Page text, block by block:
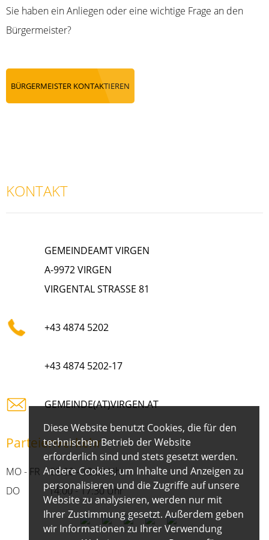
Sie haben ein Anliegen oder eine wichtige Frage an den
Bürgermeister?
BÜRGERMEISTER KONTAKTIEREN
KONTAKT
GEMEINDEAMT VIRGEN
A-9972 VIRGEN
VIRGENTAL STRASSE 81
+43 4874 5202
+43 4874 5202-17
GEMEINDE(AT)VIRGEN.AT
Parteienverkehr
MO - FR 08:00 - 12:00 Uhr
DO 14:00 - 17:30 Uhr
Diese Website benutzt Cookies, die für den
technischen Betrieb der Website
erforderlich sind und stets gesetzt werden.
Andere Cookies, um Inhalte und Anzeigen zu
personalisieren und die Zugriffe auf unsere
Website zu analysieren, werden nur mit
Ihrer Zustimmung gesetzt. Außerdem geben
wir Informationen zu Ihrer Verwendung